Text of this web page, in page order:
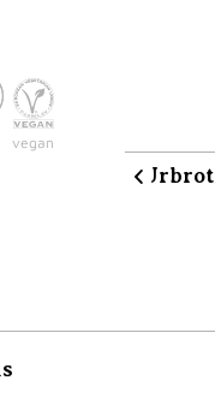
vegan
pacha-maia Urbrot
